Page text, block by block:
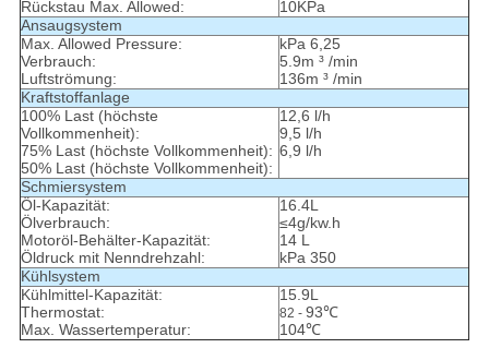
Rückstau Max. Allowed:
10KPa
Ansaugsystem
Max. Allowed Pressure:
Verbrauch:
Luftströmung:
kPa 6,25
5.9m ³ /min
136m ³ /min
Kraftstoffanlage
100% Last (höchste
Vollkommenheit):
75% Last (höchste Vollkommenheit):
50% Last (höchste Vollkommenheit):
12,6 l/h
9,5 l/h
6,9 l/h
Schmiersystem
Öl-Kapazität:
Ölverbrauch:
Motoröl-Behälter-Kapazität:
Öldruck mit Nenndrehzahl:
16.4L
≤4g/kw.h
14 L
kPa 350
Kühlsystem
Kühlmittel-Kapazität:
Thermostat:
Max. Wassertemperatur:
15.9L
82 - 93℃
104℃